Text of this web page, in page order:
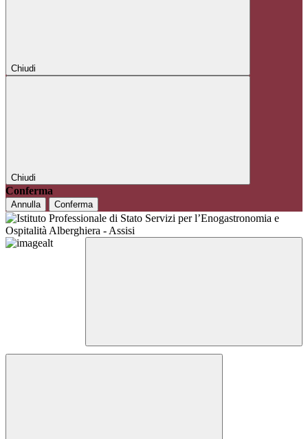
Chiudi
Chiudi
Conferma
Annulla Conferma